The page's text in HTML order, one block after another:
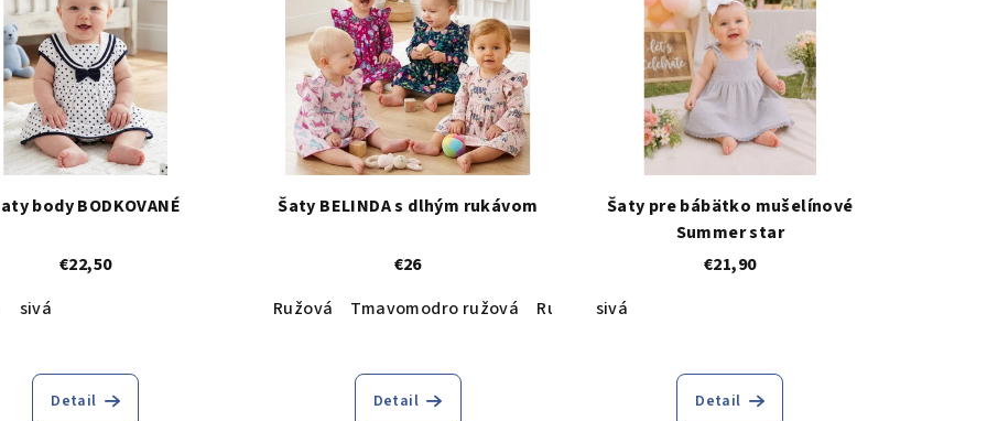
body BODKOVANÉ
€22,50
sivá
Detail
Šaty BELINDA s dlhým rukávom
€26
Ružová
Tmavomodro ružová Ružový podklad + Jednorožec
Detail
Šaty pre bábätko mušelínové
Summer star
€21,90
sivá
Detail